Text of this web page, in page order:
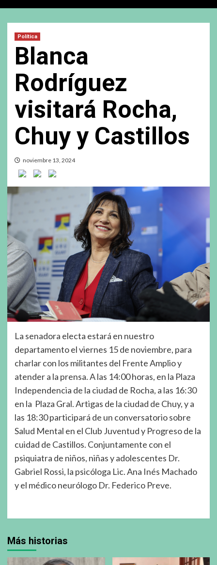
Política
Blanca
Rodríguez
visitará Rocha,
Chuy y Castillos
noviembre 13, 2024
La senadora electa estará en nuestro
departamento el viernes 15 de noviembre, para
charlar con los militantes del Frente Amplio y
atender a la prensa. A las 14:00 horas, en la Plaza
Independencia de la ciudad de Rocha, a las 16:30
en la Plaza Gral. Artigas de la ciudad de Chuy, y a
las 18:30 participará de un conversatorio sobre
Salud Mental en el Club Juventud y Progreso de la
cuidad de Castillos. Conjuntamente con el
psiquiatra de niños, niñas y adolescentes Dr.
Gabriel Rossi, la psicóloga Lic. Ana Inés Machado
y el médico neurólogo Dr. Federico Preve.
Más historias